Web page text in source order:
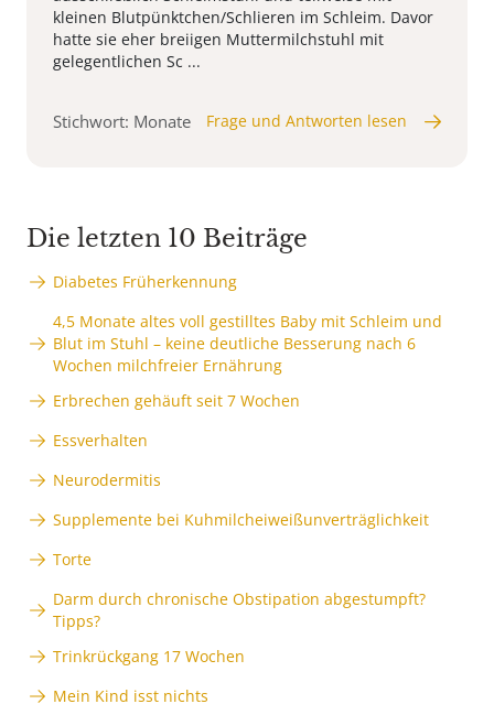
kleinen Blutpünktchen/Schlieren im Schleim. Davor
hatte sie eher breiigen Muttermilchstuhl mit
gelegentlichen Sc ...
Stichwort: Monate Frage und Antworten lesen
Die letzten 10 Beiträge
Diabetes Früherkennung
4,5 Monate altes voll gestilltes Baby mit Schleim und
Blut im Stuhl – keine deutliche Besserung nach 6
Wochen milchfreier Ernährung
Erbrechen gehäuft seit 7 Wochen
Essverhalten
Neurodermitis
Supplemente bei Kuhmilcheiweißunverträglichkeit
Torte
Darm durch chronische Obstipation abgestumpft?
Tipps?
Trinkrückgang 17 Wochen
Mein Kind isst nichts